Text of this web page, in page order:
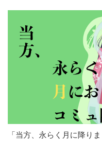
「当方、永らく月に降り